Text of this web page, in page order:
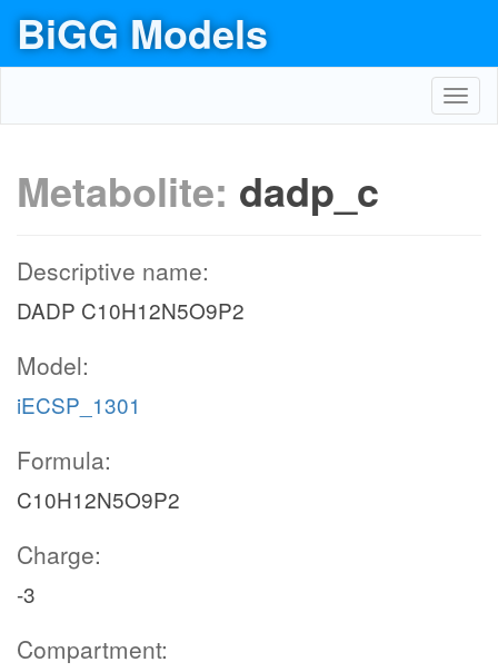
BiGG Models
Metabolite: dadp_c
Descriptive name:
DADP C10H12N5O9P2
Model:
iECSP_1301
Formula:
C10H12N5O9P2
Charge:
-3
Compartment: